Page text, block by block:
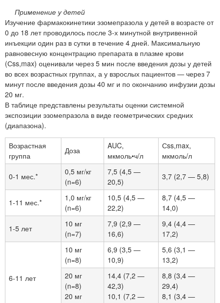
Применение у детей
Изучение фармакокинетики эзомепразола у детей в возрасте от
0 до 18 лет проводилось после 3-х минутной внутривенной
инъекции один раз в сутки в течение 4 дней. Максимальную
равновесную концентрацию препарата в плазме крови
(Сss,max) оценивали через 5 мин после введения дозы у детей
во всех возрастных группах, а у взрослых пациентов — через 7
минут после введения дозы 40 мг и по окончанию инфузии дозы
20 мг.
В таблице представлены результаты оценки системной
экспозиции эзомепразола в виде геометрических средних
(диапазона).
Возрастная
группа
Доза
AUC,
мкмоль•ч/л
Сss,max,
мкмоль/л
0-1 мес.*
0,5 мг/кг
(n=6)
7,5 (4,5 —
20,5)
3,7 (2,7 — 5,8)
1-11 мес.*
1,0 мг/кг
(n=6)
10,5 (4,5 —
22,2)
8,7 (4,5 —
14,0)
1-5 лет
10 мг
(n=7)
7,9 (2,9 —
16,6)
9,4 (4,4 —
17,2)
6-11 лет
10 мг
(n=8)
6,9 (3,5 —
10,9)
5,6 (3,1 —
13,2)
20 мг
(n=8)
20 мг
14,4 (7,2 —
42,3)
10,1 (7,2 —
8,8 (3,4 —
29,4)
8,1 (3,4 —